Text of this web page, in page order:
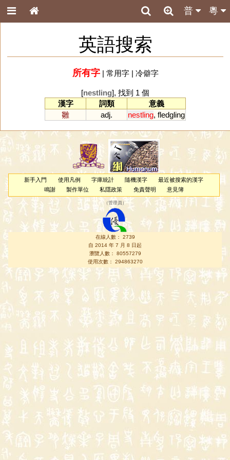
粵
普
英語搜索
所有字| 常用字| 冷僻字
[nestling], 找到 1 個
漢字
詞類
意義
雛
adj. nestling, fledgling
新手入門 使用凡例 字庫統計 隨機漢字
最近被搜索的漢字
鳴謝
製作單位 私隱政策 免責聲明 意見簿
（管理員 ）
在線人數： 2739
自 2014 年 7 月 8 日起
瀏覽人數： 80557279
使用次數： 294863270